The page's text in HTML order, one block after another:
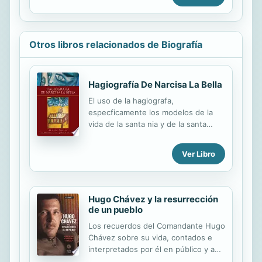
Evangelista escribe su cuarta y
postrera epístola, destinada a todos
Han transcurrido setenta y tres años
desde la muerte y resurrección de
unos y de otros amenazan con
Otros libros relacionados de Biografía
Hagiografía De Narcisa La Bella
El uso de la hagiografa,
especficamente los modelos de la
vida de la santa nia y de la santa
ordenacin estructural a la novela que
marca el estilo con que se narra el
nacimiento de Narcisa, decidi
cama plantada en un cuarto de una
casa de una calle de una cuadra de
Baracoa y volar a la Cinaga a meditar
sobre los filsofos griegos y se repite,
invertida, como acentuado horror al
vaco cuando la novela se acerca al
Ver Libro
Hugo Chávez y la resurrección
de un pueblo
Los recuerdos del Comandante Hugo
Chávez sobre su vida, contados e
interpretados por él en público y a